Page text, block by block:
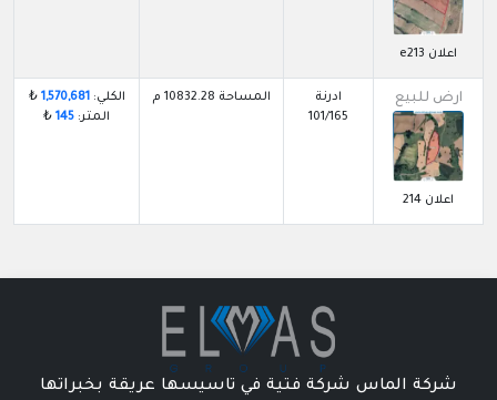
اعلان e213
ارض للبيع
اعلان 214
ادرنة
101/165
المساحة 10832.28 م الكلي:1,570,681
₺
المتر: 145
₺
شركة الماس شركة فتية في تاسيسها عريقة بخبراتها